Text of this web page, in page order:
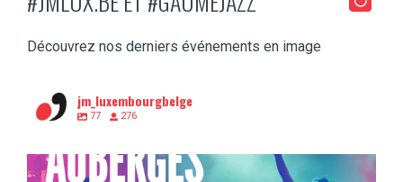
Découvrez nos derniers événements en image
jm_luxembourgbelge
77 276